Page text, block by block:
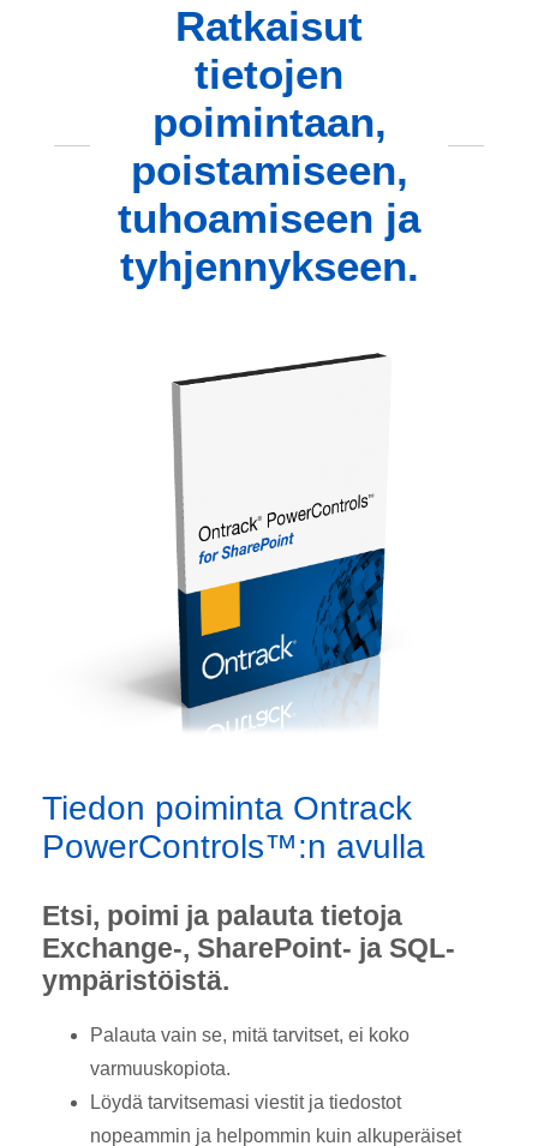
Ratkaisut
tietojen
poimintaan,
poistamiseen,
tuhoamiseen ja
tyhjennykseen.
Tiedon poiminta Ontrack
PowerControls™:n avulla
Etsi, poimi ja palauta tietoja
Exchange-, SharePoint- ja SQL-
ympäristöistä.
Palauta vain se, mitä tarvitset, ei koko
varmuuskopiota.
Löydä tarvitsemasi viestit ja tiedostot
nopeammin ja helpommin kuin alkuperäiset